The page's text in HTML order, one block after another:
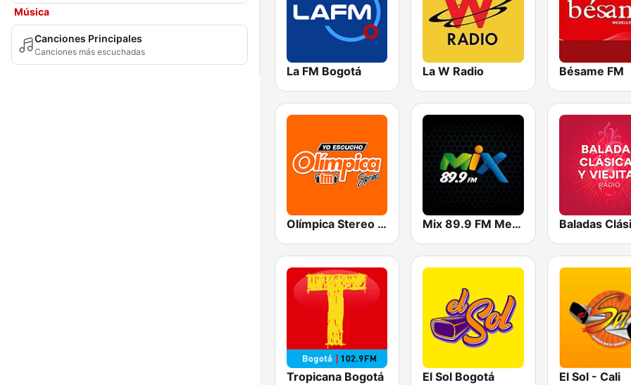
Música
Canciones Principales
Canciones más escuchadas
La FM Bogotá La W Radio Bésame FM
Olímpica Stereo Cali 104.5 FM Mix 89.9 FM Medellin
Tropicana Bogotá El Sol Bogotá El Sol - Cali